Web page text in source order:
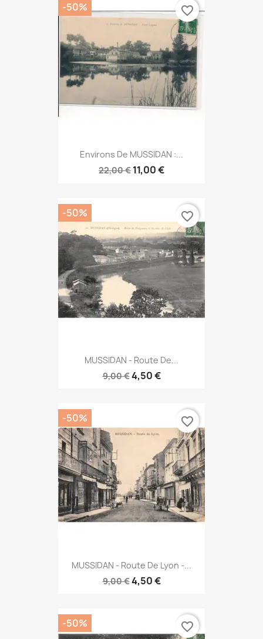
Environs De MUSSIDAN :...
22,00 € 11,00 €
-50% favorite_border
MUSSIDAN - Route De...
9,00 €4,50 €
-50% favorite_border
MUSSIDAN - Route De Lyon -...
9,00 €4,50 €
-50% favorite_border
-50% favorite_border